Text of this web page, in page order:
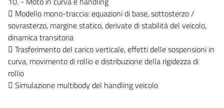
 Modello mono-traccia: equazioni di base, sottosterzo /
sovrasterzo, margine statico, derivate di stabilità del veicolo,
dinamica transitoria
 Trasferimento del carico verticale, effetti delle sospensioni in
curva, movimento di rollio e distribuzione della rigidezza di
rollio
 Simulazione multibody del handling veicolo